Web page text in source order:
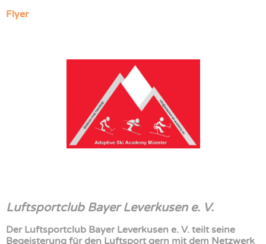
Flyer
Luftsportclub Bayer Leverkusen e. V.
Der Luftsportclub Bayer Leverkusen e. V. teilt seine
Begeisterung für den Luftsport gern mit dem Netzwerk